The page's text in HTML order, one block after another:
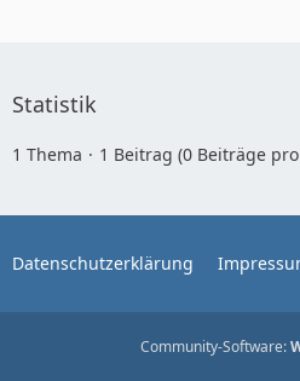
Statistik
1 Thema 1 Beitrag (0 Beiträge
Datenschutzerklärung
Community-Software: